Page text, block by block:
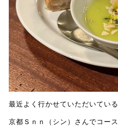
最近よく行かせていただいている
京都Ｓｎｎ（シン）さんでコース